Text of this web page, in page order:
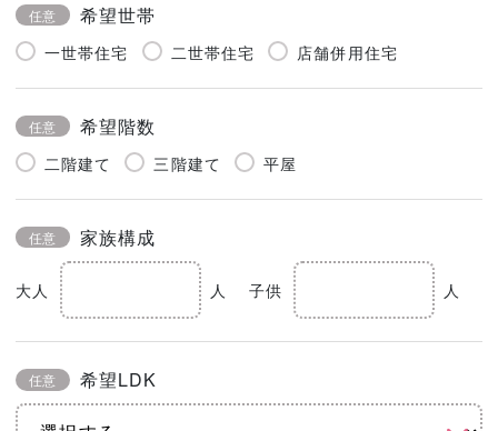
任意 希望世帯
一世帯住宅 二世帯住宅 店舗併用住宅
任意 希望階数
二階建て 三階建て 平屋
任意 家族構成
大人 人 子供 人
任意 希望LDK